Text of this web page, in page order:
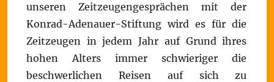
unseren Zeitzeugengesprächen mit der
Konrad-Adenauer-Stiftung wird es für die
Zeitzeugen in jedem Jahr auf Grund ihres
hohen Alters immer schwieriger die
beschwerlichen Reisen auf sich zu